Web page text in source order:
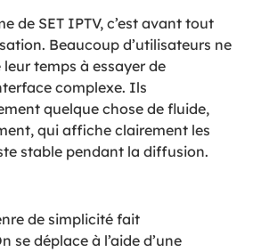
de SET IPTV, c’est avant tout
Beaucoup d’utilisateurs ne
temps à essayer de
complexe. Ils
quelque chose de fluide,
qui affiche clairement les
stable pendant la diffusion.
de simplicité fait
se déplace à l’aide d’une